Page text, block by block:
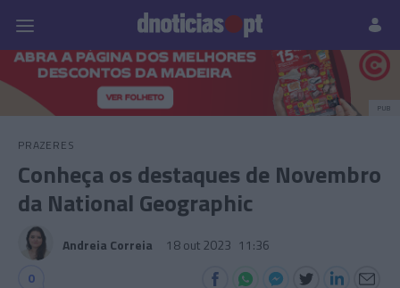
Prazeres Paisagens
PUB
PRAZERES
Conheça os destaques de Novembro
da National Geographic
Andreia Correia 18 out 2023 11:36
0